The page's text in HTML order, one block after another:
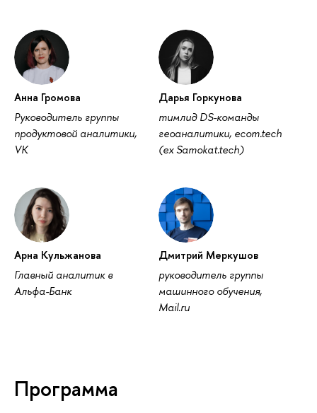
Анна Громова
Руководитель группы
продуктовой аналитики,
VK
Дарья Горкунова
тимлид DS-команды
еоаналитики, ecom.tech
(ex Samokat.tech)
Арна Кульжанова
Главный аналитик
Альфа-Банк
Дмитрий Меркушо
руководитель группы
машинного обучения,
Mail.ru
Программа